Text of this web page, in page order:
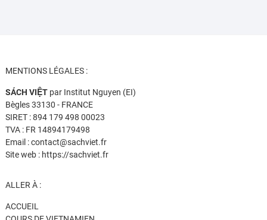
MENTIONS LÉGALES :
SÁCH VIỆTpar Institut Nguyen (EI)
Bègles 33130 - FRANCE
SIRET : 894 179 498 00023
TVA : FR 14894179498
Email : contact@sachviet.fr
Site web : https://sachviet.fr
ALLER À :
ACCUEIL